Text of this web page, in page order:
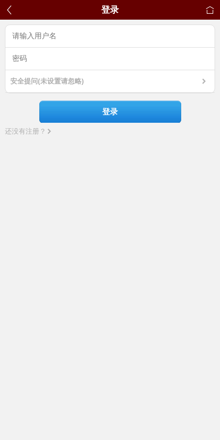
登录
安全提问(未设置请忽略)
登录
还没有注册？